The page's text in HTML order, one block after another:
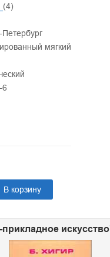
(4)
Петербург
мягкий
6
В корзину